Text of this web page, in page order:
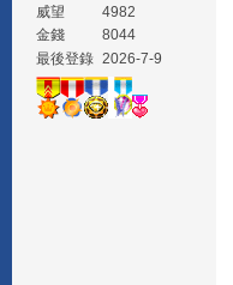
威望
4982
金錢
8044
最後登錄 2026-7-9